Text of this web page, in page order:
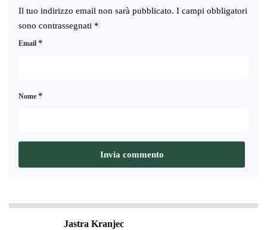
Il tuo indirizzo email non sarà pubblicato. I campi obbligatori
sono contrassegnati *
Nome *
Email *
Jastra Kranjec